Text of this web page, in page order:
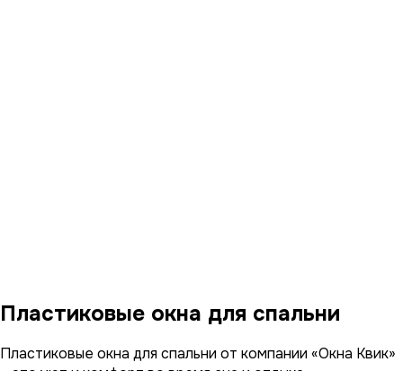
Пластиковые окна для спальни
Пластиковые окна для спальни от компании «Окна Квик»